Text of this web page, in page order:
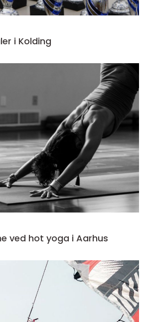
i Kolding
ved hot yoga i Aarhus